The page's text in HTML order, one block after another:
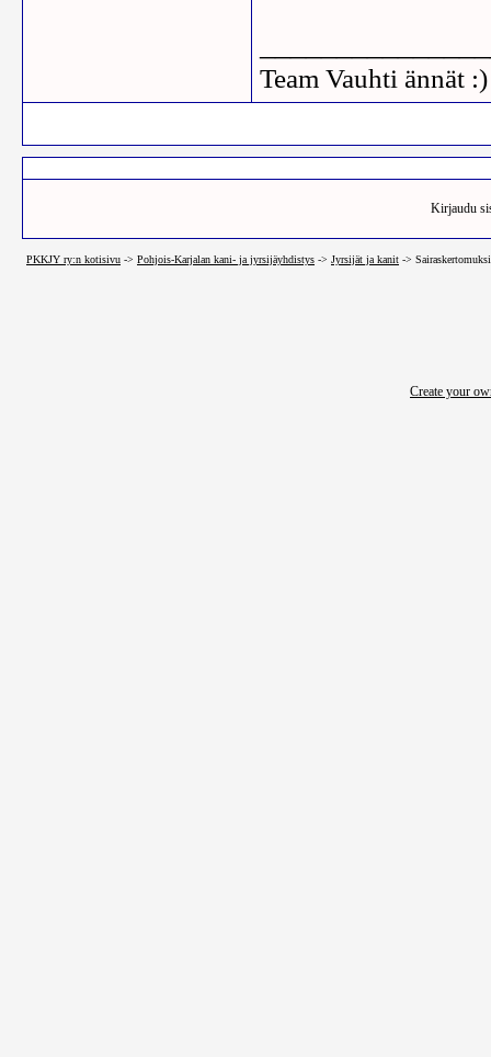
Team Vauhti ännät :)
Kirjaudu
PKKJY ry:n kotisivu -> Pohjois-Karjalan kani- ja jyrsijäyhdistys -> Jyrsijät ja kanit ->
Create your